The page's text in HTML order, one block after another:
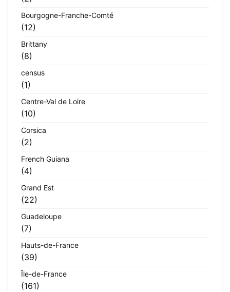
Bourgogne-Franche-Comté
(12)
Brittany
(8)
census
(1)
Centre-Val de Loire
(10)
Corsica
(2)
French Guiana
(4)
Grand Est
(22)
Guadeloupe
(7)
Hauts-de-France
(39)
Île-de-France
(161)